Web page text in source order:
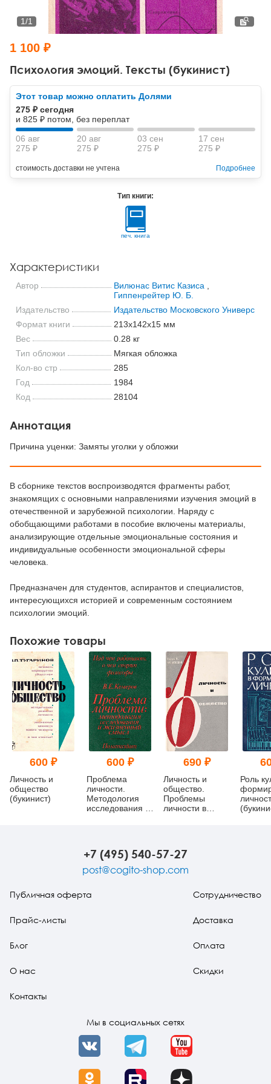
Тревожные расстройства, панические атаки
Психодрама
Другие направления психотерапии
Классический, эриксоновский гипноз и НЛП
НЛП
Психология труда и эргономика
Социальная психология
Социальная и организационная психология
Классический и юнгианский психоанализ
Психология эмоций. Тексты (букинист)
1/1
1 100 ₽
Этот товар можно оплатить Долями
275 ₽ сегодня
и 825 ₽ потом, без переплат
06 авг
275 ₽
20 авг
275 ₽
03 сен
275 ₽
17 сен
275 ₽
стоимость доставки не учтена Подробнее
Тип книги:
печ. книга
Характеристики
Автор Вилюнас Витис Казиса
Гиппенрейтер Ю. Б.
Издательство
Издательство Московского
Формат книги
213x142x15 мм
Вес
0.28 кг
Тип обложки
Мягкая обложка
Кол-во стр
285
Год
1984
Код
28104
Аннотация
Причина уценки: Замяты уголки у обложки
В сборнике текстов воспроизводятся фрагменты работ,
знакомящих с основными направлениями изучения эмоций в
отечественной и зарубежной психологии. Наряду с
обобщающими работами в пособие включены материалы,
анализирующие отдельные эмоциональные состояния и
индивидуальные особенности эмоциональной сферы
человека.
Предназначен для студентов, аспирантов и специалистов,
интересующихся историей и современным состоянием
психологии эмоций.
Похожие товары
600 ₽
Личность и
общество
(букинист)
600 ₽
Проблема
личности.
Методология
исследования и
690 ₽
Личность и
общество.
Проблемы
личности в
структурализм,
христианский
персонализм
Роль
+7 (495) 540-57-27
post@cogito-shop.com
Публичная оферта
Прайс-листы
Блог
О нас
Контакты
Сотрудничество
Доставка
Оплата
Скидки
Мы в социальных сетях
VK Telegram YouTube